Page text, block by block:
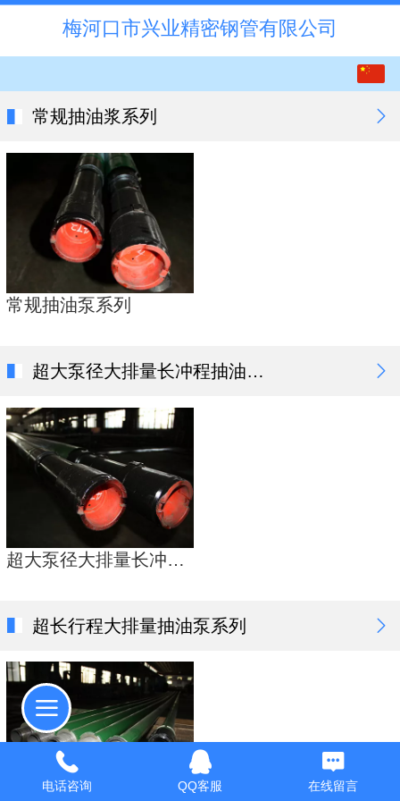
梅河口市兴业精密钢管有限公司
常规抽油浆系列
常规抽油泵系列
超大泵径大排量长冲程抽油泵系列
超大泵径大排量长冲程抽油泵系列
超长行程大排量抽油泵系列
电话咨询 QQ客服 在线留言